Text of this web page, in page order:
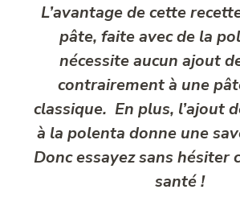
L’avantage de cette
pâte, faite avec de la
nécessite aucun ajout
contrairement à une
classique. En plus, l’ajout
à la polenta donne une
Donc essayez sans hésiter
santé !